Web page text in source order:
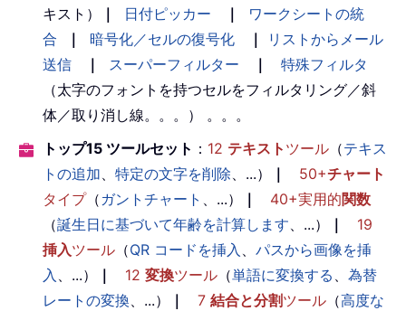
キスト）
｜ 日付ピッカー ｜
ワークシートの統
合
｜ 暗号化／セルの復号化 ｜
リストからメール
送信
｜ スーパーフィルター ｜
特殊フィルタ
（太字のフォントを持つセルをフィルタリング／斜
体／取り消し線。。。） 。。。
トップ15 ツールセット ： 12 テキスト ツール （テキス
トの追加、 特定の文字を削除、...） ｜ 50+チャート
タイプ（ ガントチャート 、...） ｜ 40+実用的関数
（誕生日に基づいて年齢を計算します、...） ｜
19
挿入ツール （QR コードを挿入 、 パスから画像を挿
入 、...） ｜ 12 変換ツール （単語に変換する 、 為替
レートの変換、...） ｜ 7 結合と分割ツール （高度な